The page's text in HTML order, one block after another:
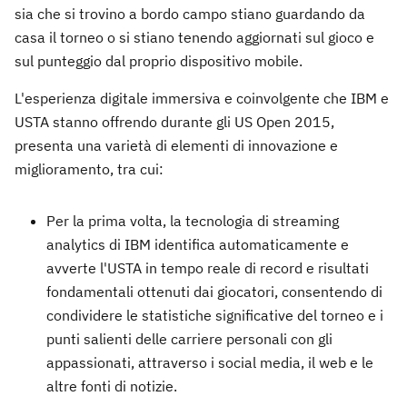
sia che si trovino a bordo campo stiano guardando da
casa il torneo o si stiano tenendo aggiornati sul gioco e
sul punteggio dal proprio dispositivo mobile.
L'esperienza digitale immersiva e coinvolgente che IBM e
USTA stanno offrendo durante gli US Open 2015,
presenta una varietà di elementi di innovazione e
miglioramento, tra cui:
Per la prima volta, la tecnologia di streaming
analytics di IBM identifica automaticamente e
avverte l'USTA in tempo reale di record e risultati
fondamentali ottenuti dai giocatori, consentendo di
condividere le statistiche significative del torneo e i
punti salienti delle carriere personali con gli
appassionati, attraverso i social media, il web e le
altre fonti di notizie.